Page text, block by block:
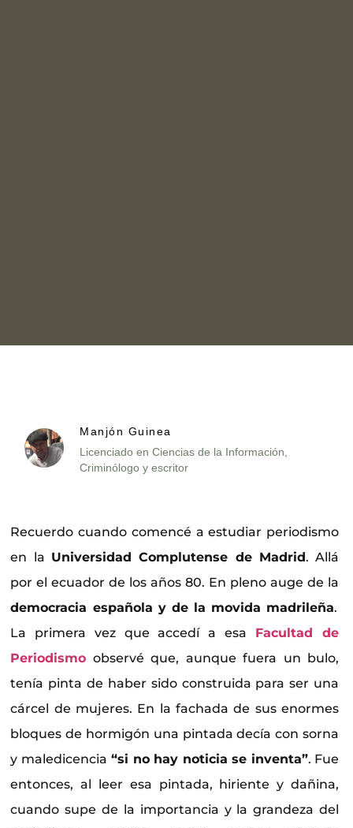
Manjón Guinea
Licenciado en Ciencias de la Información,
Criminólogo y escritor
Recuerdo cuando comencé a estudiar periodismo
en la Universidad Complutense de Madrid. Allá
por el ecuador de los años 80. En pleno auge de la
democracia española y de la movida madrileña.
La primera vez que accedí a esa Facultad de
Periodismo observé que, aunque fuera un bulo,
tenía pinta de haber sido construida para ser una
cárcel de mujeres. En la fachada de sus enormes
bloques de hormigón una pintada decía con sorna
y maledicencia “si no hay noticia se inventa”. Fue
entonces, al leer esa pintada, hiriente y dañina,
cuando supe de la importancia y la grandeza del